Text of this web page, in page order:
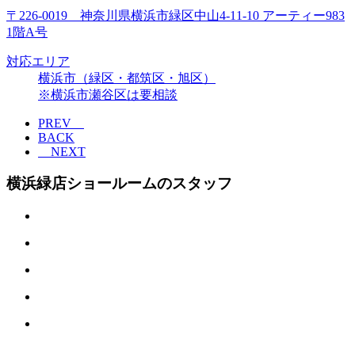
〒226-0019 神奈川県横浜市緑区中山4-11-10 アーティー983
1階A号
対応エリア
横浜市（緑区・都筑区・旭区）
※横浜市瀬谷区は要相談
PREV
BACK
NEXT
横浜緑店ショールームのスタッフ